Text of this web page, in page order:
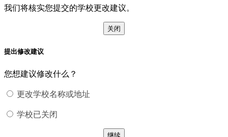
我们将核实您提交的学校更改建议。
关闭
提出修改建议
您想建议修改什么？
更改学校名称或地址
学校已关闭
继续